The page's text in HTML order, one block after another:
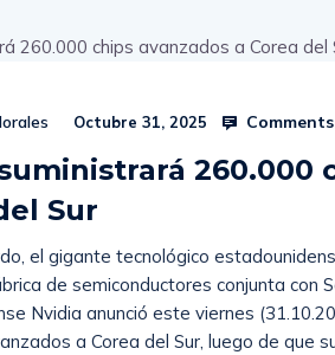
Octubre 31, 2025
260.000
Sur
el gigante tecnológico
de semiconductores conjunta con
Nvidia anunció este viernes
a Corea del Sur, luego de que